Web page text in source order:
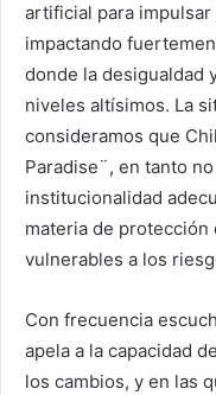
artificial para
impactando
donde la desigualdad
niveles altísimos. La
consideramos que
Paradise¨, en tanto
institucionalidad
materia de protección
vulnerables a los
Con frecuencia
apela a la capacidad
los cambios, y en las